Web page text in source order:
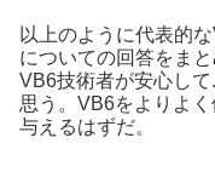
以上のように代表的
についての回答をま
VB6技術者が安心し
思う。VB6をよりよ
与えるはずだ。